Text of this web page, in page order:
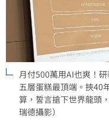
月付500萬用AI也爽！
五層蛋糕最頂端。挾40
算，誓言搶下世界龍頭
瑞德攝影）